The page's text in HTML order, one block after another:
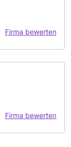
Firma bewerten
Firma bewerten